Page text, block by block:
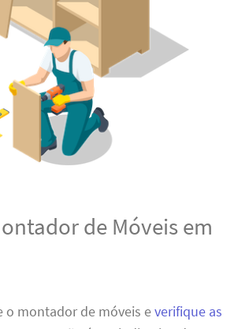
de Móveis em
o montador de móveis everifique as